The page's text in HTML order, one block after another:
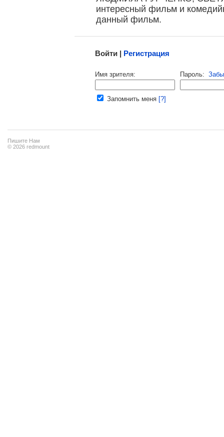
интересный фильм и
данный фильм.
Малосодержательные и грубые отзывы нещадно
Войти | Регистрация
Имя зрителя: Пароль:
Запомнить меня [?]
Пишите Нам
© 2026 redmount